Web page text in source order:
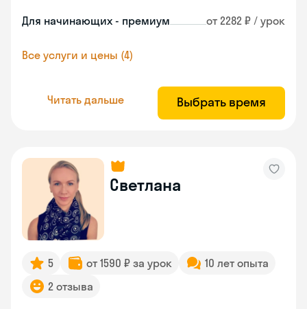
Для начинающих - премиум от 2282 ₽ / урок
Все услуги и цены (4)
Читать дальше Выбрать время
Светлана
5 от 1590 ₽ за урок
10 лет опыта
2 отзыва